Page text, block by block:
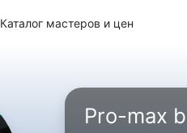
Каталог мастеров и цен
Pro-max